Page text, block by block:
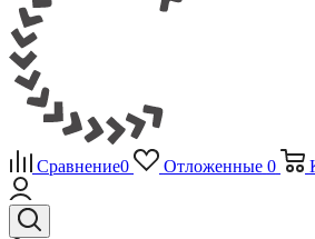
Сравнение0 Отложенные 0